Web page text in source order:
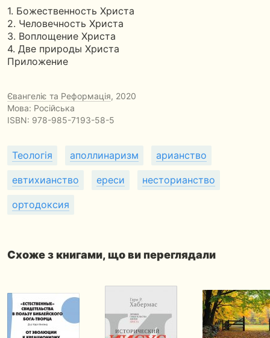
1. Божественность Христа
2. Человечность Христа
3. Воплощение Христа
4. Две природы Христа
Приложение
Євангеліє та Реформація, 2020
Мова: Російська
ISBN: 978-985-7193-58-5
Теологія аполлинаризм арианство
евтихианство ереси несторианство
ортодоксия
Схоже з книгами, що ви переглядали